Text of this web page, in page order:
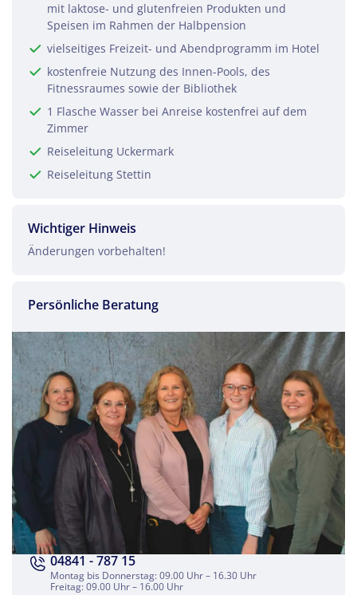
Teile diese Reise
Facebook
Twitter
Telegram
per E-Mail senden
Link kopieren
mit laktose- und glutenfreien Produkten und
Speisen im Rahmen der Halbpension
vielseitiges Freizeit- und Abendprogramm im Hotel
kostenfreie Nutzung des Innen-Pools, des
Fitnessraumes sowie der Bibliothek
1 Flasche Wasser bei Anreise kostenfrei auf dem
Zimmer
Reiseleitung Uckermark
Reiseleitung Stettin
Wichtiger Hinweis
Änderungen vorbehalten!
Persönliche Beratung
04841 - 787 15
Montag bis Donnerstag: 09.00 Uhr – 16.30 Uhr
Freitag: 09.00 Uhr – 16.00 Uhr